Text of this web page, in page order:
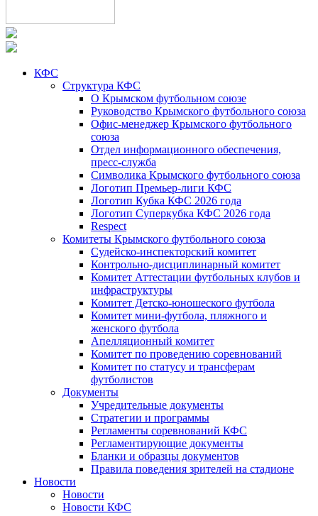
КФС
Структура КФС
О Крымском футбольном союзе
Руководство Крымского футбольного союза
Офис-менеджер Крымского футбольного
союза
Отдел информационного обеспечения,
пресс-служба
Символика Крымского футбольного союза
Логотип Премьер-лиги КФС
Логотип Кубка КФС 2026 года
Логотип Суперкубка КФС 2026 года
Respect
Комитеты Крымского футбольного союза
Судейско-инспекторский комитет
Контрольно-дисциплинарный комитет
Комитет Аттестации футбольных клубов и
инфраструктуры
Комитет Детско-юношеского футбола
Комитет мини-футбола, пляжного и
женского футбола
Апелляционный комитет
Комитет по проведению соревнований
Комитет по статусу и трансферам
футболистов
Документы
Учредительные документы
Стратегии и программы
Регламенты соревнований КФС
Регламентирующие документы
Бланки и образцы документов
Правила поведения зрителей на стадионе
Новости
Новости
Новости КФС